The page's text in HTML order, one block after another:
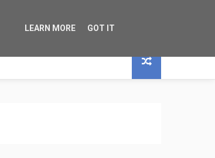
LEARN MORE GOT IT